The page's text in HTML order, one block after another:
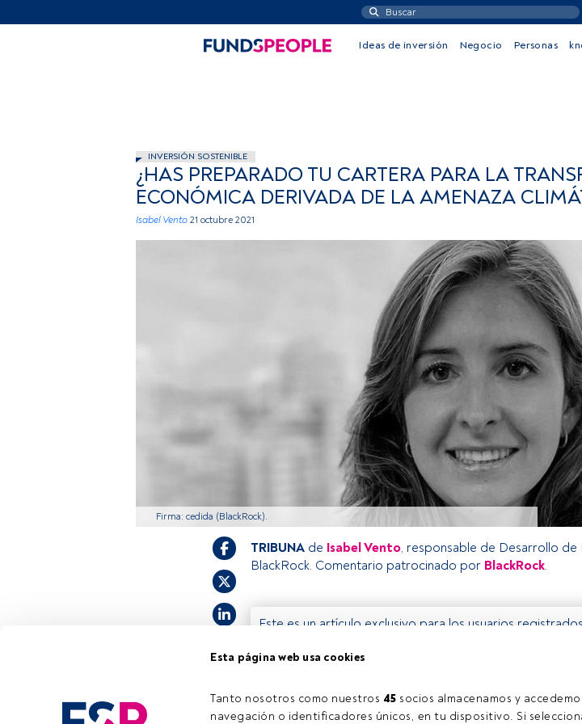
Esta página web usa cookies
Tanto nosotros como nuestros 45 socios almacenamos y
navegación o identificadores únicos, en tu dispositivo. Si
Ideas de inversión Negocio Personas
INVERSIÓN SOSTENIBLE
¿HAS PREPARADO TU CARTERA PARA LA
ECONÓMICA DERIVADA DE LA AMENAZA
Isabel Vento 21 octubre 2021
Firma: cedida (BlackRock).
TRIBUNA de Isabel Vento, responsable de Desarrollo de
BlackRock. Comentario patrocinado por BlackRock.
Este es un artículo exclusivo para los usuarios
invitamos a registrarte y disfrutar de todo el universo